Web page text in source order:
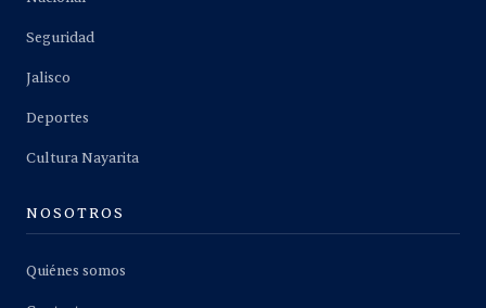
Seguridad
Jalisco
Deportes
Cultura Nayarita
NOSOTROS
Quiénes somos